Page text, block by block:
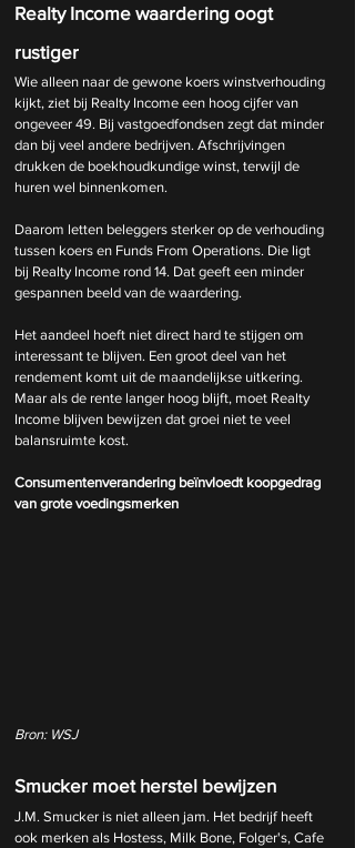
Realty Income waardering oogt
rustiger
Wie alleen naar de gewone koers winstverhouding
kijkt, ziet bij Realty Income een hoog cijfer van
ongeveer 49. Bij vastgoedfondsen zegt dat minder
dan bij veel andere bedrijven. Afschrijvingen
drukken de boekhoudkundige winst, terwijl de
huren wel binnenkomen.
Daarom letten beleggers sterker op de verhouding
tussen koers en Funds From Operations. Die ligt
bij Realty Income rond 14. Dat geeft een minder
gespannen beeld van de waardering.
Het aandeel hoeft niet direct hard te stijgen om
interessant te blijven. Een groot deel van het
rendement komt uit de maandelijkse uitkering.
Maar als de rente langer hoog blijft, moet Realty
Income blijven bewijzen dat groei niet te veel
balansruimte kost.
Consumentenverandering beïnvloedt koopgedrag
van grote voedingsmerken
Bron: WSJ
Smucker moet herstel bewijzen
J.M. Smucker is niet alleen jam. Het bedrijf heeft
ook merken als Hostess, Milk Bone, Folger's, Cafe